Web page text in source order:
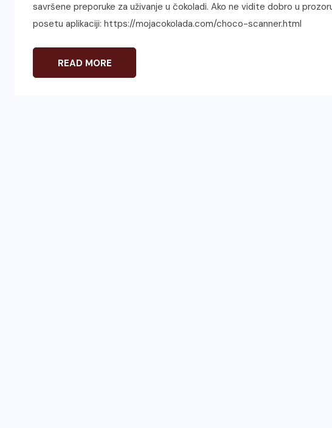
savršene preporuke za uživanje u čokoladi. Ako ne vidite dobro u
posetu aplikaciji: https://mojacokolada.com/choco-scanner.html
READ MORE